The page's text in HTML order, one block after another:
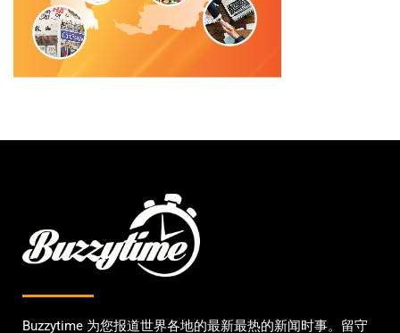
Buzzytime 为您报道世界各地的最新最热的新闻时事。留守